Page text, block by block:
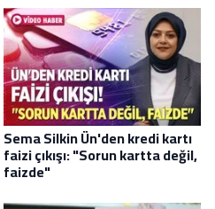
Sema Silkin Ün'den kredi kartı
faizi çıkışı: "Sorun kartta değil,
faizde"